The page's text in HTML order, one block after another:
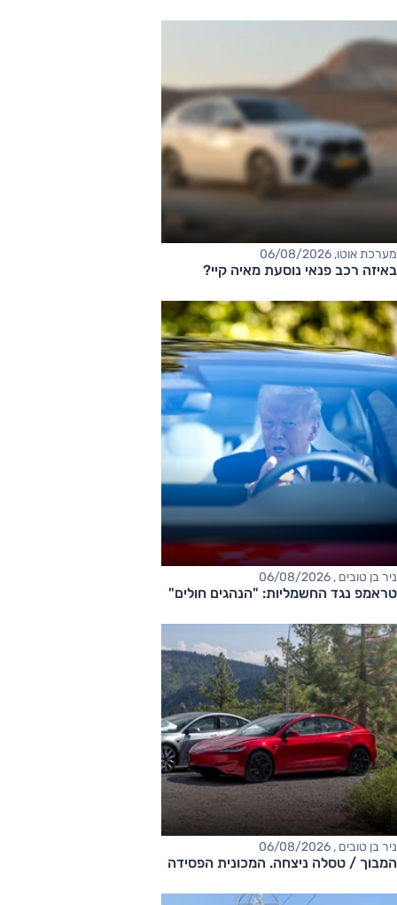
מערכת אוטו, 06/08/2026
באיזה רכב פנאי נוסעת מאיה קיי?
ניר בן טובים , 06/08/2026
טראמפ נגד החשמליות: "הנהגים חולים"
ניר בן טובים , 06/08/2026
המבוך / טסלה ניצחה. המכונית הפסידה